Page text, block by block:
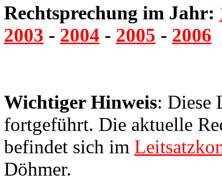
Rechtsprechung im Jahr:
2003 - 2004 - 2005 - 2006
Wichtiger Hinweis: Diese
fortgeführt. Die aktuelle
befindet sich im
Döhmer.